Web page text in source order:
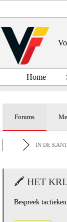
inhoud
Home
Forums
IN DE
🖍️ HET
Bespreek